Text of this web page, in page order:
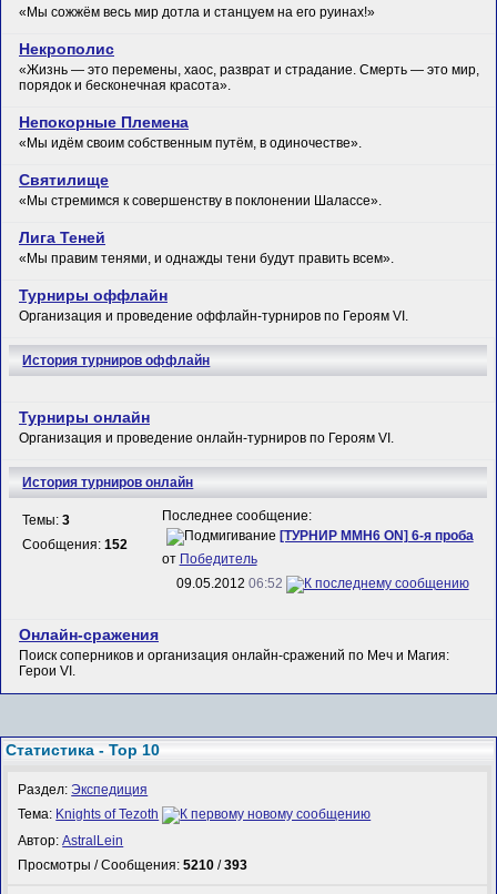
«Мы сожжём весь мир дотла и станцуем на его руинах!»
Некрополис
«Жизнь — это перемены, хаос, разврат и страдание. Смерть — это мир,
порядок и бесконечная красота».
Непокорные Племена
«Мы идём своим собственным путём, в одиночестве».
Святилище
«Мы стремимся к совершенству в поклонении Шалассе».
Лига Теней
«Мы правим тенями, и однажды тени будут править всем».
Турниры оффлайн
Организация и проведение оффлайн-турниров по Героям VI.
История турниров оффлайн
Турниры онлайн
Организация и проведение онлайн-турниров по Героям VI.
История турниров онлайн
Темы:3
Сообщения:152
Последнее сообщение:
[ТУРНИР MMH6 ON] 6-я проба
от Победитель
09.05.2012 06:52
Онлайн-сражения
Поиск соперников и организация онлайн-сражений по Меч и Магия:
Герои VI.
Статистика - Top 10
Раздел:Экспедиция
Тема: Knights of Tezoth
Автор:AstralLein
Просмотры / Сообщения:5210 /393